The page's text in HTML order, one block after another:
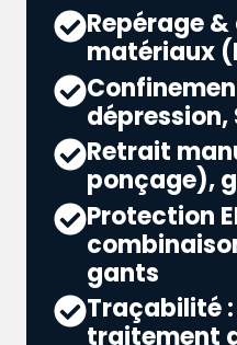
Repérage
matériaux
dépression,
Retrait
ponçage),
Protection
gants
Traçabilité :
traitement